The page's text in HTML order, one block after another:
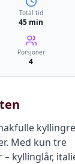
Total tid
45 min
Porsjoner
4
Med kun tre
kyllinglår,